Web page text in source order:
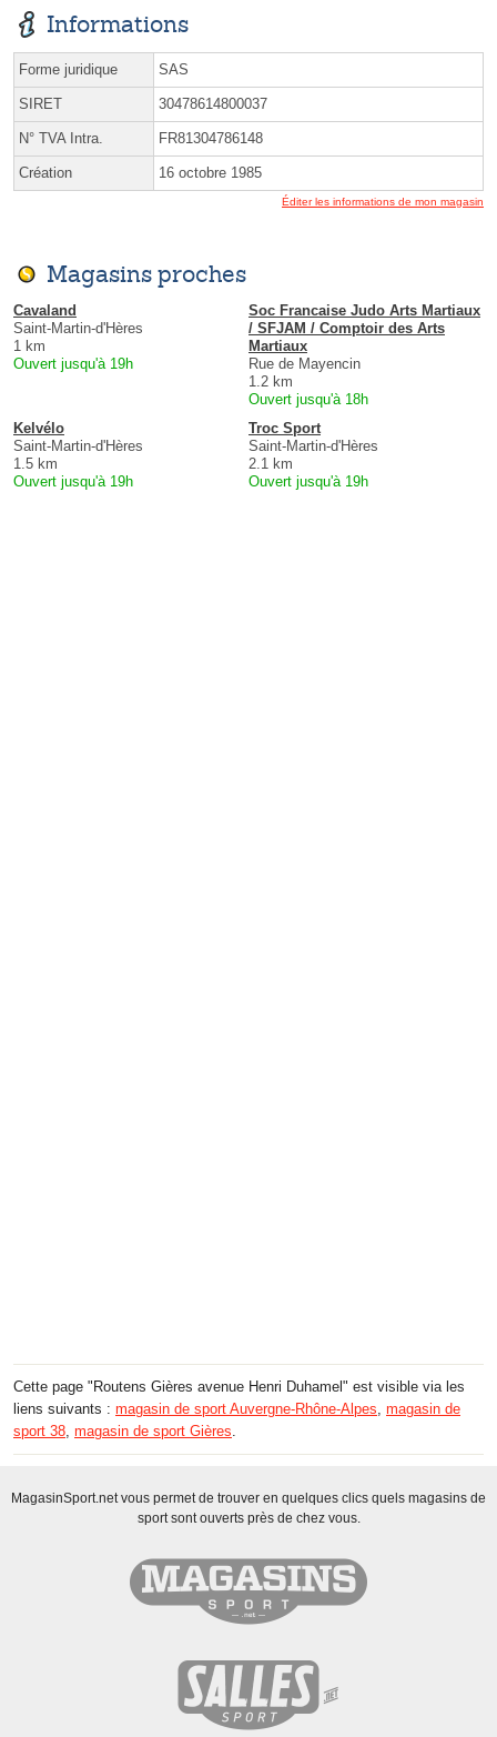
Informations
Forme juridique SAS
SIRET 30478614800037
N° TVA Intra. FR81304786148
Création 16 octobre 1985
Éditer les informations de mon magasin
Magasins proches
Cavaland
Saint-Martin-d'Hères
1 km
Ouvert jusqu'à 19h
Soc Francaise Judo Arts Martiaux
/ SFJAM / Comptoir des Arts
Martiaux
Rue de Mayencin
1.2 km
Ouvert jusqu'à 18h
Kelvélo
Saint-Martin-d'Hères
1.5 km
Ouvert jusqu'à 19h
Troc Sport
Saint-Martin-d'Hères
2.1 km
Ouvert jusqu'à 19h
Cette page "Routens Gières avenue Henri Duhamel" est visible via les
liens suivants : magasin de sport Auvergne-Rhône-Alpes magasin de
sport 38 magasin de sport Gières
MagasinSport.net vous permet de trouver en quelques clics quels magasins de
sport sont ouverts près de chez vous.